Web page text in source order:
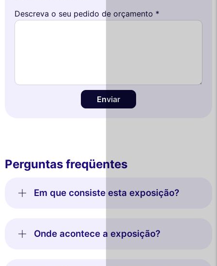
Descreva o seu pedido de orçamento *
Enviar
Perguntas freqüentes
Em que consiste esta exposição?
Onde acontece a exposição?